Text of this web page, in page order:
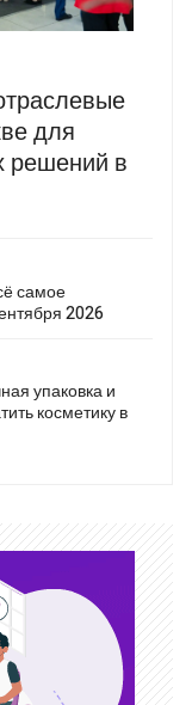
для
решений в
самое
2026
упаковка и
косметику в